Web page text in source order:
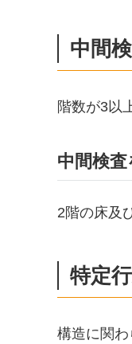
中間
階数が3以
中間検
2階の床及
特定
構造に関わ